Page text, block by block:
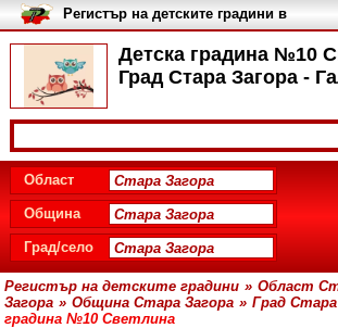
Детска градина №10
Град Стара Загора -
Регистър на детските градини в
България
Област
Община
Град/село
Регистър на детските градини » Област
Загора » Община Стара Загора » Град Стара
градина №10 Светлина